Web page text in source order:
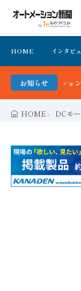
HOME インタビ
お知らせ
ートメーション新聞
HOME DCモ